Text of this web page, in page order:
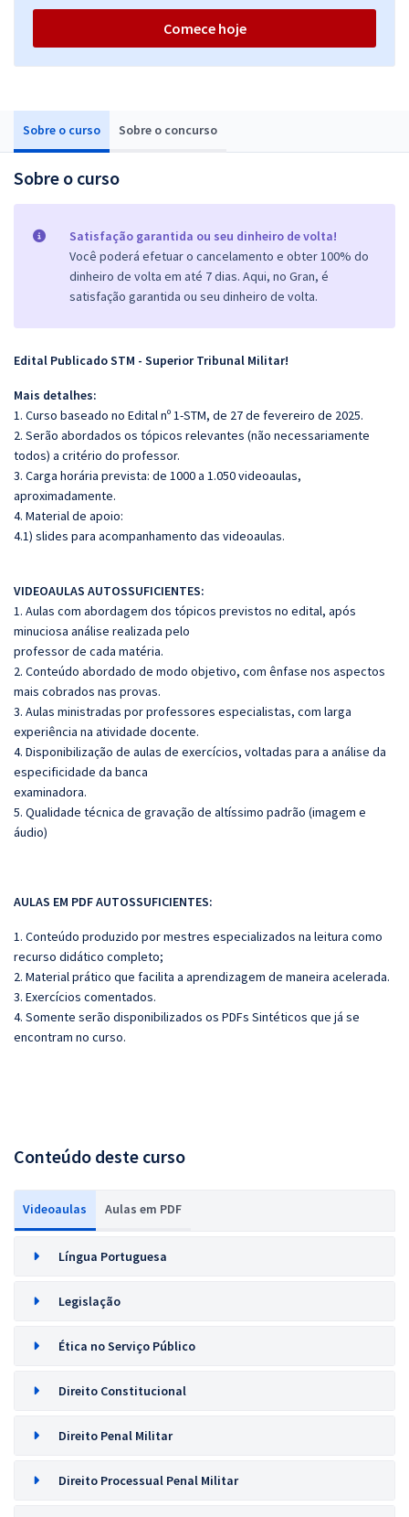
Sobre o curso Sobre o concurso
Sobre o curso
Satisfação garantida ou seu dinheiro de volta!
Você poderá efetuar o cancelamento e obter 100% do
dinheiro de volta em até 7 dias. Aqui, no Gran, é
satisfação garantida ou seu dinheiro de volta.
Edital Publicado STM - Superior Tribunal Militar!
Mais detalhes:
1. Curso baseado no Edital nº 1-STM, de 27 de fevereiro de 2025.
2. Serão abordados os tópicos relevantes (não necessariamente
todos) a critério do professor.
3. Carga horária prevista: de 1000 a 1.050 videoaulas,
aproximadamente.
4. Material de apoio:
4.1) slides para acompanhamento das videoaulas.
VIDEOAULAS AUTOSSUFICIENTES:
1. Aulas com abordagem dos tópicos previstos no edital, após
minuciosa análise realizada pelo
professor de cada matéria.
2. Conteúdo abordado de modo objetivo, com ênfase nos aspectos
mais cobrados nas provas.
3. Aulas ministradas por professores especialistas, com larga
experiência na atividade docente.
4. Disponibilização de aulas de exercícios, voltadas para a análise da
especificidade da banca
examinadora.
5. Qualidade técnica de gravação de altíssimo padrão (imagem e
áudio)
AULAS EM PDF AUTOSSUFICIENTES:
1. Conteúdo produzido por mestres especializados na leitura como
recurso didático completo;
2. Material prático que facilita a aprendizagem de maneira acelerada.
3. Exercícios comentados.
4. Somente serão disponibilizados os PDFs Sintéticos que já se
encontram no curso.
Conteúdo deste curso
Videoaulas Aulas em PDF
Língua Portuguesa
Legislação
Ética no Serviço Público
Direito Constitucional
Direito Penal Militar
Direito Processual Penal Militar
Comece hoje